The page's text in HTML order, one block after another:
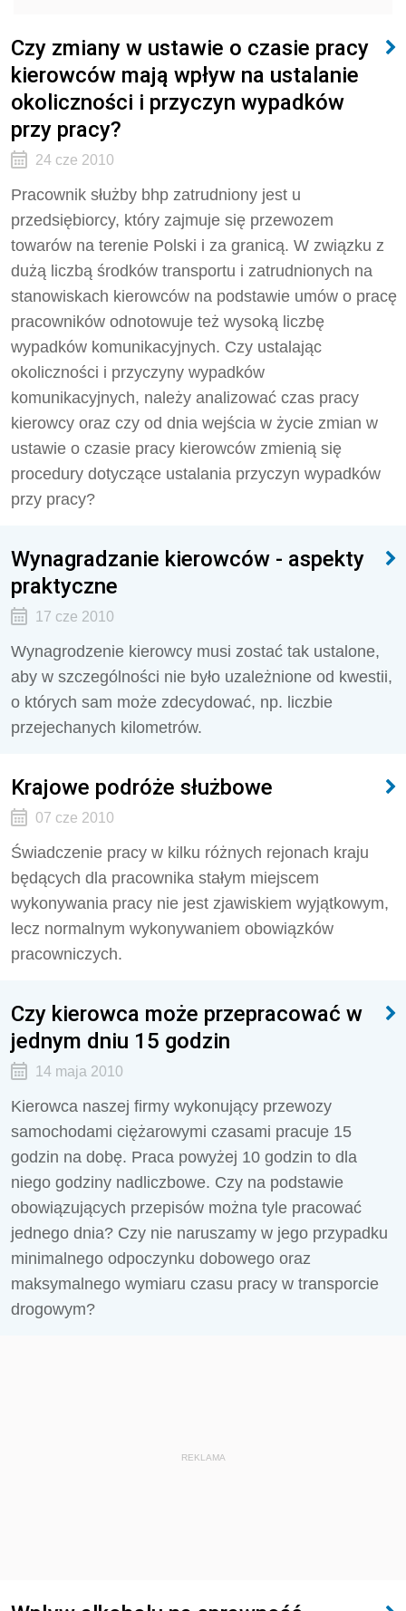
Czy zmiany w ustawie o czasie pracy
kierowców mają wpływ na ustalanie
okoliczności i przyczyn wypadków
przy pracy?
24 cze 2010
Pracownik służby bhp zatrudniony jest u
przedsiębiorcy, który zajmuje się przewozem
towarów na terenie Polski i za granicą. W związku z
dużą liczbą środków transportu i zatrudnionych na
stanowiskach kierowców na podstawie umów o pracę
pracowników odnotowuje też wysoką liczbę
wypadków komunikacyjnych. Czy ustalając
okoliczności i przyczyny wypadków
komunikacyjnych, należy analizować czas pracy
kierowcy oraz czy od dnia wejścia w życie zmian w
ustawie o czasie pracy kierowców zmienią się
procedury dotyczące ustalania przyczyn wypadków
przy pracy?
Wynagradzanie kierowców - aspekty
praktyczne
17 cze 2010
Wynagrodzenie kierowcy musi zostać tak ustalone,
aby w szczególności nie było uzależnione od kwestii,
o których sam może zdecydować, np. liczbie
przejechanych kilometrów.
Krajowe podróże służbowe
07 cze 2010
Świadczenie pracy w kilku różnych rejonach kraju
będących dla pracownika stałym miejscem
wykonywania pracy nie jest zjawiskiem wyjątkowym,
lecz normalnym wykonywaniem obowiązków
pracowniczych.
Czy kierowca może przepracować w
jednym dniu 15 godzin
14 maja 2010
Kierowca naszej firmy wykonujący przewozy
samochodami ciężarowymi czasami pracuje 15
godzin na dobę. Praca powyżej 10 godzin to dla
niego godziny nadliczbowe. Czy na podstawie
obowiązujących przepisów można tyle pracować
jednego dnia? Czy nie naruszamy w jego przypadku
minimalnego odpoczynku dobowego oraz
maksymalnego wymiaru czasu pracy w transporcie
drogowym?
REKLAMA